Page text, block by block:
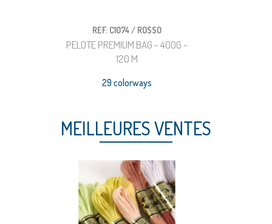
REF: C1074 / ROSSO
PELOTE PREMIUM BAG - 400G -
120 M
29 colorways
MEILLEURES VENTES